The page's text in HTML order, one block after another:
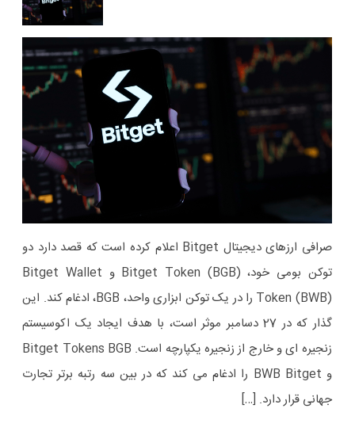
صرافی ارزهای دیجیتال Bitget اعلام کرده است که قصد دارد دو
توکن بومی خود، Bitget Token (BGB) و Bitget Wallet
Token (BWB) را در یک توکن ابزاری واحد، BGB، ادغام کند. این
گذار که در 27 دسامبر موثر است، با هدف ایجاد یک اکوسیستم
زنجیره ای و خارج از زنجیره یکپارچه است. Bitget Tokens BGB
و BWB Bitget را ادغام می کند که در بین سه رتبه برتر تجارت
جهانی قرار دارد. […]